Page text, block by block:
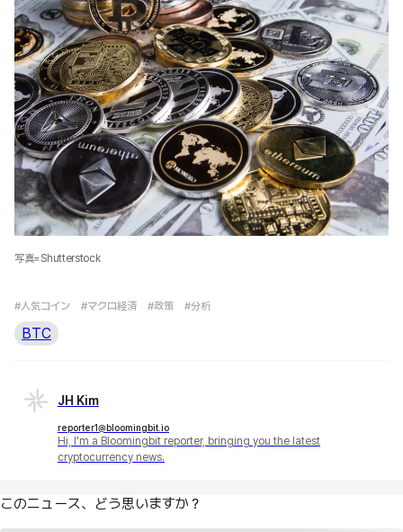
写真=Shutterstock
#人気コイン #マクロ経済 #政策 #分析
BTC
JH Kim
reporter1@bloomingbit.io
Hi, I'm a Bloomingbit reporter, bringing you the latest
cryptocurrency news.
このニュース、どう思いますか？